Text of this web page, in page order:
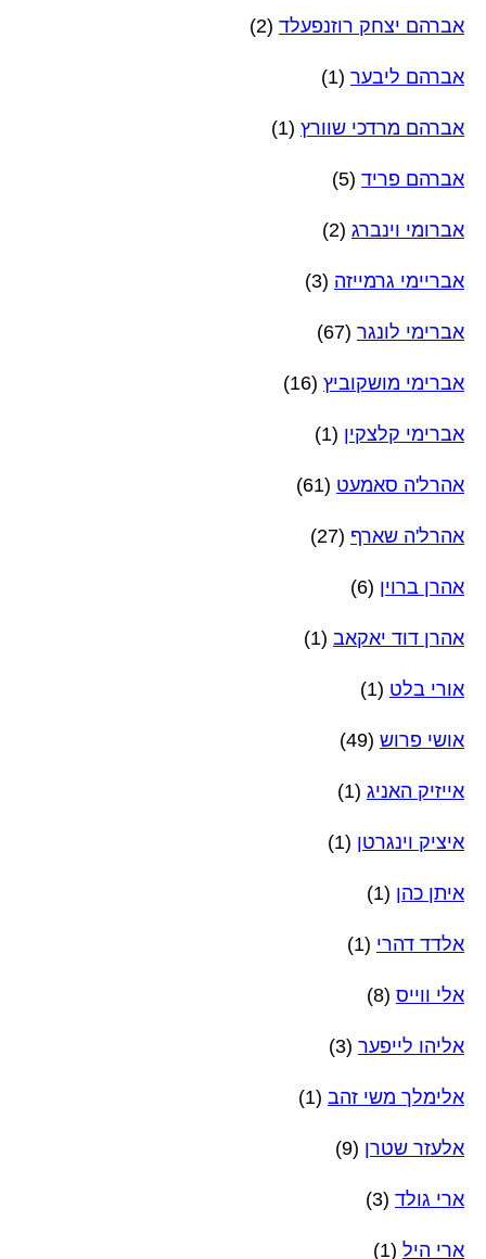
אברהם יצחק רוזנפעלד (2)
אברהם ליבער (1)
אברהם מרדכי שוורץ (1)
אברהם פריד (5)
אברומי וינברג (2)
אבריימי גרמייזה (3)
אברימי לונגר (67)
אברימי מושקוביץ (16)
אברימי קלצקין (1)
אהרל'ה סאמעט (61)
אהרל'ה שארף (27)
אהרן ברוין (6)
אהרן דוד יאקאב (1)
אורי בלט (1)
אושי פרוש (49)
אייזיק האניג (1)
איציק וינגרטן (1)
איתן כהן (1)
אלדד דהרי (1)
אלי ווייס (8)
אליהו לייפער (3)
אלימלך משי זהב (1)
אלעזר שטרן (9)
ארי גולד (3)
ארי היל (1)